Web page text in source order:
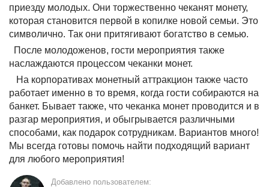
приезду молодых. Они торжественно чеканят монету,
которая становится первой в копилке новой семьи. Это
символично. Так они притягивают богатство в семью.
После молодоженов, гости мероприятия также
наслаждаются процессом чеканки монет.
На корпоративах монетный аттракцион также часто
работает именно в то время, когда гости собираются на
банкет. Бывает также, что чеканка монет проводится и в
разгар мероприятия, и обыгрывается различными
способами, как подарок сотрудникам. Вариантов много!
Мы всегда готовы помочь найти подходящий вариант
для любого мероприятия!
Добавлено пользователем: